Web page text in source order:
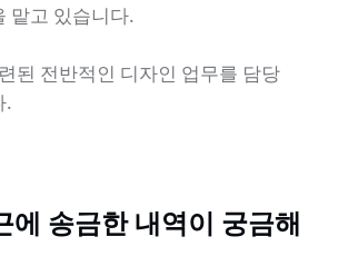
맡고 있습니다.
된 전반적인 디자인 업무를 담당
.
에 송금한 내역이 궁금해